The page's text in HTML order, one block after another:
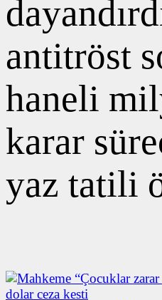
antitröst
haneli
karar
yaz tatili